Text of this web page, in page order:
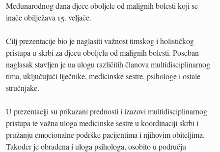
Međunarodnog dana djece oboljele od malignih bolesti koji se
inače obilježava 15. veljače.
Cilj prezentacije bio je naglasiti važnost timskog i holističkog
pristupa u skrbi za djecu oboljelu od malignih bolesti. Poseban
naglasak stavljen je na ulogu različitih članova multidisciplinarnog
tima, uključujući liječnike, medicinske sestre, psihologe i ostale
stručnjake.
U prezentaciji su prikazani prednosti i izazovi multidisciplinarnog
pristupa te važna uloga medicinske sestre u koordinaciji skrbi i
pružanju emocionalne podrške pacijentima i njihovim obiteljima.
Također je obrađena i uloga psihologa, osobito u području